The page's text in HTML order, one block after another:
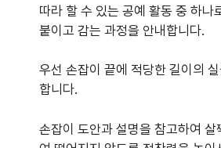
따라 할 수 있는 공예 활동 중 하나
붙이고 감는 과정을 안내합니다.
우선 손잡이 끝에 적당한 길이의
합니다.
손잡이 도안과 설명을 참고하여 살